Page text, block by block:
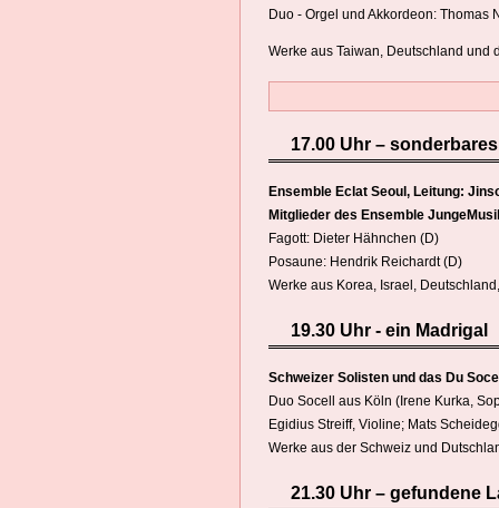
Duo - Orgel und Akkordeon: Thomas
Werke aus Taiwan, Deutschland und
17.00 Uhr –
Ensemble Eclat Seoul, Leitung:
Mitglieder des Ensemble
Fagott: Dieter Hähnchen (D)
Posaune: Hendrik Reichardt (D)
Werke aus Korea, Israel,
19.30 Uhr - ein Madrigal
Schweizer Solisten und das Du
Duo Socell aus Köln (Irene Kurka,
Egidius Streiff, Violine; Mats
Werke aus der Schweiz und
21.30 Uhr – gefundene